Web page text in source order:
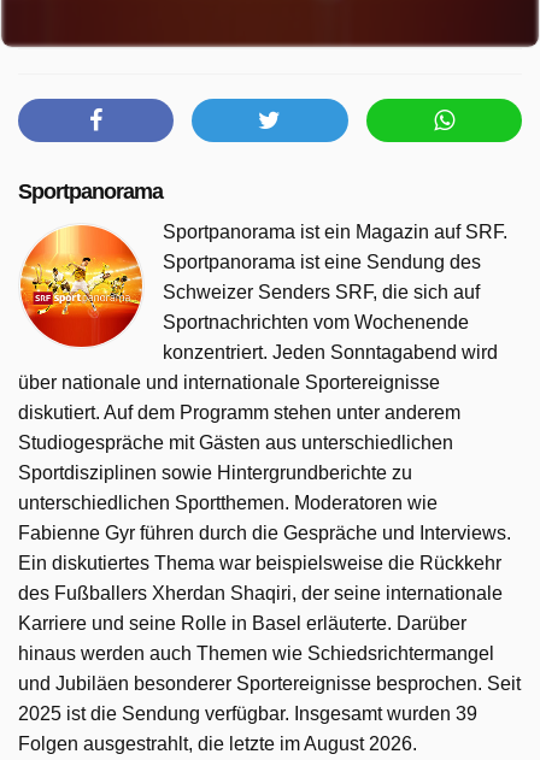
Sportpanorama
Sportpanorama ist ein Magazin auf SRF.
Sportpanorama ist eine Sendung des
Schweizer Senders SRF, die sich auf
Sportnachrichten vom Wochenende
konzentriert. Jeden Sonntagabend wird
über nationale und internationale Sportereignisse
diskutiert. Auf dem Programm stehen unter anderem
Studiogespräche mit Gästen aus unterschiedlichen
Sportdisziplinen sowie Hintergrundberichte zu
unterschiedlichen Sportthemen. Moderatoren wie
Fabienne Gyr führen durch die Gespräche und Interviews.
Ein diskutiertes Thema war beispielsweise die Rückkehr
des Fußballers Xherdan Shaqiri, der seine internationale
Karriere und seine Rolle in Basel erläuterte. Darüber
hinaus werden auch Themen wie Schiedsrichtermangel
und Jubiläen besonderer Sportereignisse besprochen. Seit
2025 ist die Sendung verfügbar. Insgesamt wurden 39
Folgen ausgestrahlt, die letzte im August 2026.